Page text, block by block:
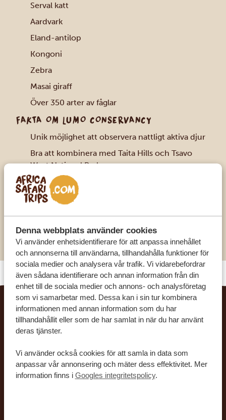
Denna webbplats använder cookies
Vi använder enhetsidentifierare för att anpassa innehållet
och annonserna till användarna, tillhandahålla funktioner för
sociala medier och analysera vår trafik. Vi vidarebefordrar
även sådana identifierare och annan information från din
enhet till de sociala medier och annons- och analysföretag
som vi samarbetar med. Dessa kan i sin tur kombinera
informationen med annan information som du har
tillhandahållit eller som de har samlat in när du har använt
deras tjänster.
Vi använder också cookies för att samla in data som
anpassar vår annonsering och mäter dess effektivitet. Mer
information finns i Googles integritetspolicy.
Serval katt
Aardvark
Eland-antilop
Kongoni
Zebra
Masai giraff
Över 350 arter av fåglar
FAKTA OM LUMO CONSERVANCY
Unik möjlighet att observera nattligt aktiva djur
Bra att kombinera med Taita Hills och Tsavo
West National Park
Mycket liten park med endast 195
kvadratkilometer (37 kvadratmil i yta)
och Taita Hills
RELATERADE RESOR